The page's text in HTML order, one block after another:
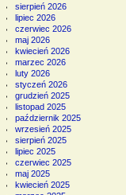
sierpień 2026
lipiec 2026
czerwiec 2026
maj 2026
kwiecień 2026
marzec 2026
luty 2026
styczeń 2026
grudzień 2025
listopad 2025
październik 2025
wrzesień 2025
sierpień 2025
lipiec 2025
czerwiec 2025
maj 2025
kwiecień 2025